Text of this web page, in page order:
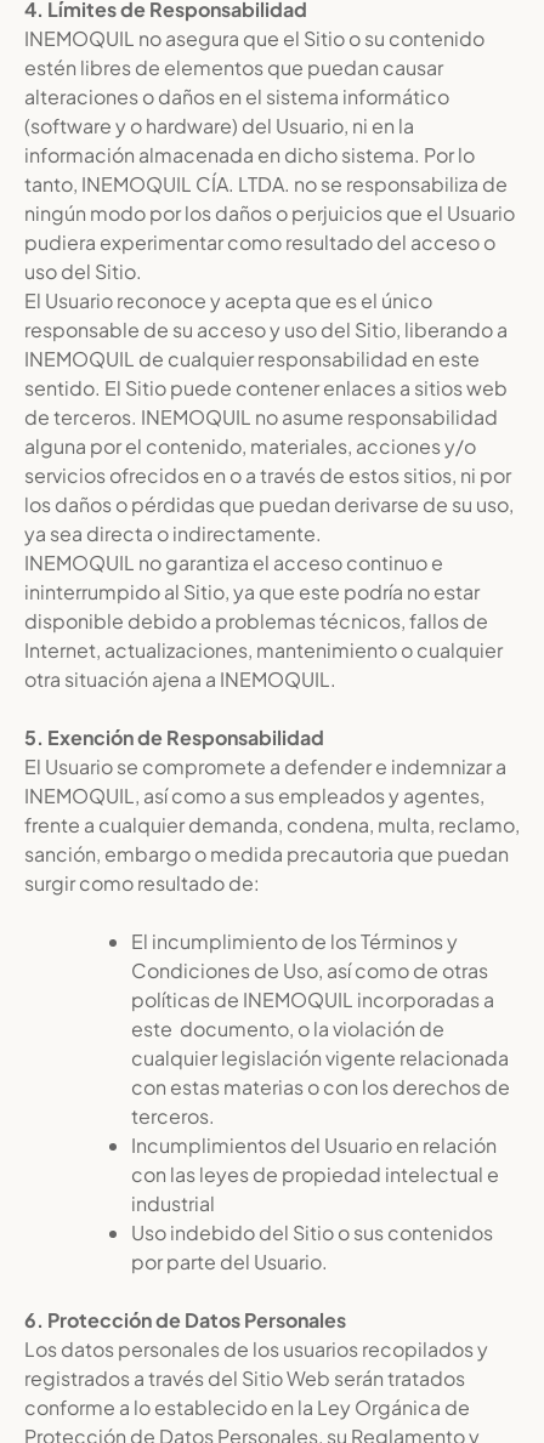
4. Límites de Responsabilidad
INEMOQUIL no asegura que el Sitio o su contenido
estén libres de elementos que puedan causar
alteraciones o daños en el sistema informático
(software y o hardware) del Usuario, ni en la
información almacenada en dicho sistema. Por lo
tanto, INEMOQUIL CÍA. LTDA. no se responsabiliza de
ningún modo por los daños o perjuicios que el Usuario
pudiera experimentar como resultado del acceso o
uso del Sitio.
El Usuario reconoce y acepta que es el único
responsable de su acceso y uso del Sitio, liberando a
INEMOQUIL de cualquier responsabilidad en este
sentido. El Sitio puede contener enlaces a sitios web
de terceros. INEMOQUIL no asume responsabilidad
alguna por el contenido, materiales, acciones y/o
servicios ofrecidos en o a través de estos sitios, ni por
los daños o pérdidas que puedan derivarse de su uso,
ya sea directa o indirectamente.
INEMOQUIL no garantiza el acceso continuo e
ininterrumpido al Sitio, ya que este podría no estar
disponible debido a problemas técnicos, fallos de
Internet, actualizaciones, mantenimiento o cualquier
otra situación ajena a INEMOQUIL.
5. Exención de Responsabilidad
El Usuario se compromete a defender e indemnizar a
INEMOQUIL, así como a sus empleados y agentes,
frente a cualquier demanda, condena, multa, reclamo,
sanción, embargo o medida precautoria que puedan
surgir como resultado de:
El incumplimiento de los Términos y
Condiciones de Uso, así como de otras
políticas de INEMOQUIL incorporadas a
este documento, o la violación de
cualquier legislación vigente relacionada
con estas materias o con los derechos de
terceros.
Incumplimientos del Usuario en relación
con las leyes de propiedad intelectual e
industrial
Uso indebido del Sitio o sus contenidos
por parte del Usuario.
6. Protección de Datos Personales
Los datos personales de los usuarios recopilados y
registrados a través del Sitio Web serán tratados
conforme a lo establecido en la Ley Orgánica de
Protección de Datos Personales, su Reglamento y